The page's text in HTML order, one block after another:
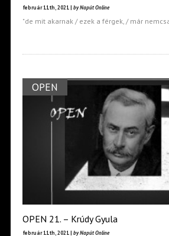
február 11th, 2021 | by Napút Online
"de mit akarnak / ezek a férgek, / már
OPEN
OPEN 21. – Krúdy Gyula
február 11th, 2021 | by Napút Online